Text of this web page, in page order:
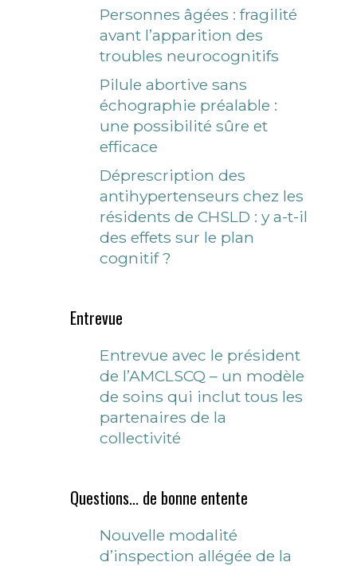
Personnes âgées : fragilité
avant l’apparition des
troubles neurocognitifs
Pilule abortive sans
échographie préalable :
une possibilité sûre et
efficace
Déprescription des
antihypertenseurs chez les
résidents de CHSLD : y a-t-il
des effets sur le plan
cognitif ?
Entrevue
Entrevue avec le président
de l’AMCLSCQ – un modèle
de soins qui inclut tous les
partenaires de la
collectivité
Questions... de bonne entente
Nouvelle modalité
d’inspection allégée de la